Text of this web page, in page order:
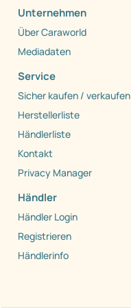
Unternehmen
Über Caraworld
Mediadaten
Service
Sicher kaufen / verkaufen
Herstellerliste
Händlerliste
Kontakt
Privacy Manager
Händler
Händler Login
Registrieren
Händlerinfo